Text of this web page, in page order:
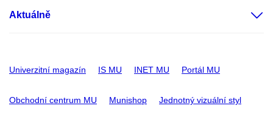
Aktuálně
Univerzitní magazín IS MU INET MU Portál MU
Obchodní centrum MU Munishop Jednotný vizuální styl